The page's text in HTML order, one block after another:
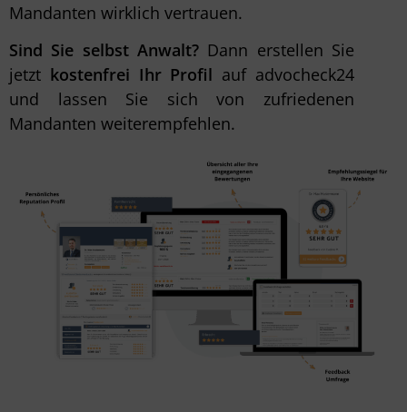
Mandanten wirklich vertrauen.
Sind Sie selbst Anwalt? Dann erstellen Sie
jetzt kostenfrei Ihr Profil auf advocheck24
und lassen Sie sich von zufriedenen
Mandanten weiterempfehlen.